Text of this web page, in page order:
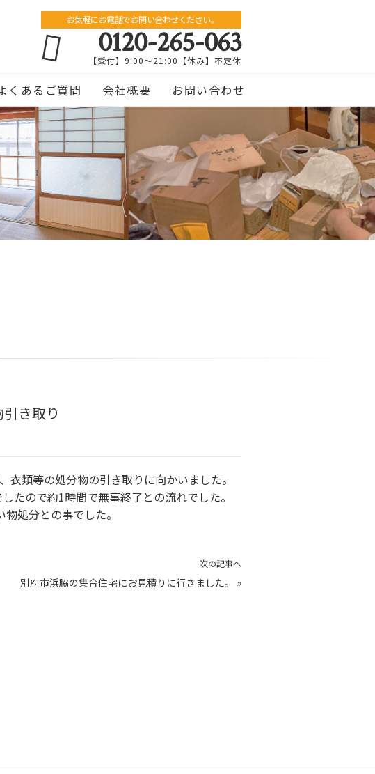
お気軽にお電話でお問い合わせください。
0120-265-063
【受付】9:00〜21:00【休み】不定休
くあるご質問 会社概要 お問い合わせ
き取り
類等の処分物の引き取りに向かいました。
たので約1時間で無事終了との流れでした。
処分との事でした。
次の記事へ
別府市浜脇の集合住宅にお見積りに行きました。 »